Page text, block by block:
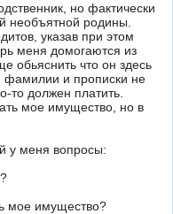
но фактически
необъятной родины.
указав при этом
меня домогаются из
обьяснить что он здесь
фамилии и прописки не
то должен платить.
мое имущество, но в
у меня вопросы:
мое имущество?